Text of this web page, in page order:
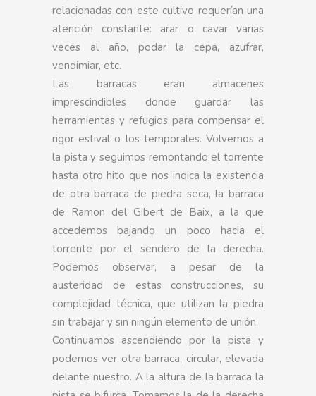
relacionadas con este cultivo requerían una
atención constante: arar o cavar varias
veces al año, podar la cepa, azufrar,
vendimiar, etc.
Las barracas eran almacenes
imprescindibles donde guardar las
herramientas y refugios para compensar el
rigor estival o los temporales. Volvemos a
la pista y seguimos remontando el torrente
hasta otro hito que nos indica la existencia
de otra barraca de piedra seca, la barraca
de Ramon del Gibert de Baix, a la que
accedemos bajando un poco hacia el
torrente por el sendero de la derecha.
Podemos observar, a pesar de la
austeridad de estas construcciones, su
complejidad técnica, que utilizan la piedra
sin trabajar y sin ningún elemento de unión.
Continuamos ascendiendo por la pista y
podemos ver otra barraca, circular, elevada
delante nuestro. A la altura de la barraca la